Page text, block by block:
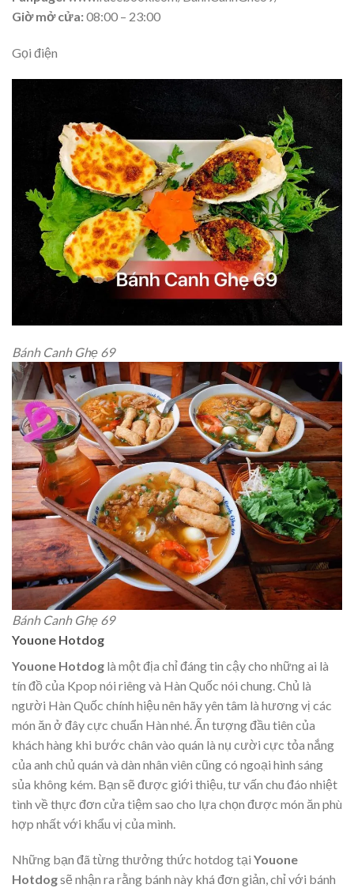
Giờ mở cửa:08:00 – 23:00
Gọi điện
Bánh Canh Ghẹ 69
Bánh Canh Ghẹ 69
Youone Hotdog
Youone Hotdog là một địa chỉ đáng tin cậy cho những ai là
tín đồ của Kpop nói riêng và Hàn Quốc nói chung. Chủ là
người Hàn Quốc chính hiệu nên hãy yên tâm là hương vị các
món ăn ở đây cực chuẩn Hàn nhé. Ấn tượng đầu tiên của
khách hàng khi bước chân vào quán là nụ cười cực tỏa nắng
của anh chủ quán và dàn nhân viên cũng có ngoại hình sáng
sủa không kém. Bạn sẽ được giới thiệu, tư vấn chu đáo nhiệt
tình về thực đơn cửa tiệm sao cho lựa chọn được món ăn phù
hợp nhất với khẩu vị của mình.
Những bạn đã từng thưởng thức hotdog tại Youone
Hotdogsẽ nhận ra rằng bánh này khá đơn giản, chỉ với bánh